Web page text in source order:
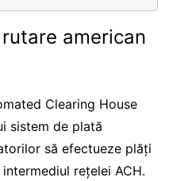
american
Clearing House
sistem de plată
să efectueze plăți
rețelei ACH.